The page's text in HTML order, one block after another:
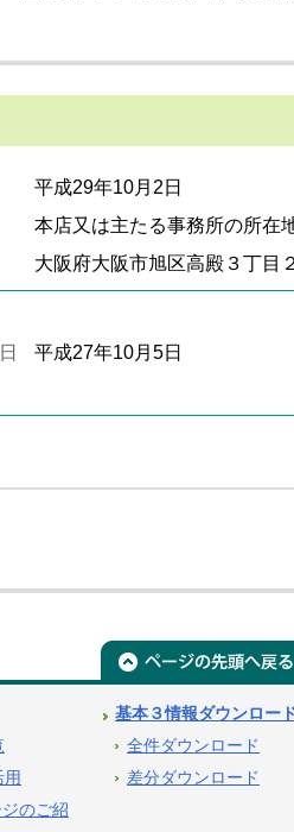
平成29年10月2日
本店又は主たる事務所の所在
大阪府大阪市旭区高殿３丁目
平成27年10月5日
のご紹
基本３情報ダウンロー
全件ダウンロード
差分ダウンロード